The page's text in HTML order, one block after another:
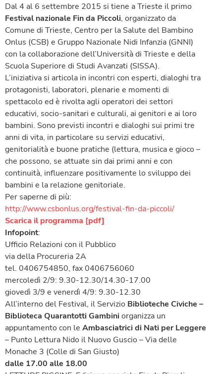
Dal 4 al 6 settembre 2015 si tiene a Trieste il primo
Festival nazionale Fin da Piccoli, organizzato da
Comune di Trieste, Centro per la Salute del Bambino
Onlus (CSB) e Gruppo Nazionale Nidi Infanzia (GNNI)
con la collaborazione dell’Università di Trieste e della
Scuola Superiore di Studi Avanzati (SISSA).
L’iniziativa si articola in incontri con esperti, dialoghi tra
protagonisti, laboratori, plenarie e momenti di
spettacolo ed è rivolta agli operatori dei settori
educativi, socio-sanitari e culturali, ai genitori e ai loro
bambini. Sono previsti incontri e dialoghi sui primi tre
anni di vita, in particolare su servizi educativi,
genitorialità e buone pratiche (lettura, musica e gioco –
che possono, se attuate sin dai primi anni e con
continuità, influenzare positivamente lo sviluppo dei
bambini e la relazione genitoriale.
Per saperne di più:
http://www.csbonlus.org/festival-fin-da-piccoli/
Scarica il programma [pdf]
Infopoint:
Ufficio Relazioni con il Pubblico
via della Procureria 2A
tel. 0406754850, fax 0406756060
mercoledì 2/9: 9.30-12.30/14.30-17.00
giovedì 3/9 e venerdì 4/9: 9.30-12.30
All’interno del Festival, il Servizio Biblioteche Civiche –
Biblioteca Quarantotti Gambiniorganizza un
appuntamento con le Ambasciatrici di Nati per Leggere
– Punto Lettura Nido il Nuovo Guscio – Via delle
Monache 3 (Colle di San Giusto)
dalle 17.00 alle 18.00